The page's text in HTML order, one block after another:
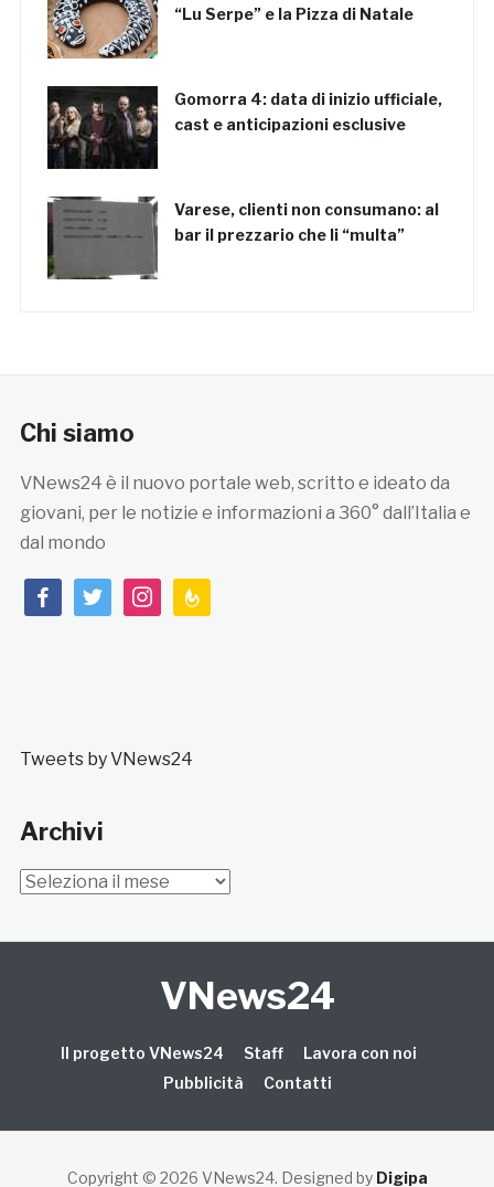
“Lu Serpe” e la Pizza di Natale
Gomorra 4: data di inizio ufficiale,
cast e anticipazioni esclusive
Varese, clienti non consumano: al
bar il prezzario che li “multa”
Chi siamo
VNews24 è il nuovo portale web, scritto e ideato da
giovani, per le notizie e informazioni a 360° dall’Italia e
dal mondo
facebooktwitterinstagramfeedburner
Tweets by VNews24
Archivi
Archivi
VNews24
Il progetto VNews24 Staff
Lavora con noi
Pubblicità
Contatti
Copyright © 2026 VNews24. Designed by Digipa